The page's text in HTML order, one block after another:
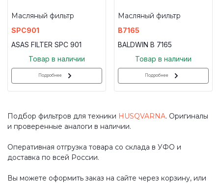
Масляный фильтр
SPC901
ASAS FILTER SPC 901
Товар в наличии
Подробнее
Масляный фильтр
B7165
BALDWIN B 7165
Товар в наличии
Подробнее
Подбор фильтров для техники HUSQVARNA. Оригиналы
и проверенные аналоги в наличии.
Оперативная отгрузка товара со склада в УФО и
доставка по всей России.
Вы можете оформить заказ на сайте через корзину, или